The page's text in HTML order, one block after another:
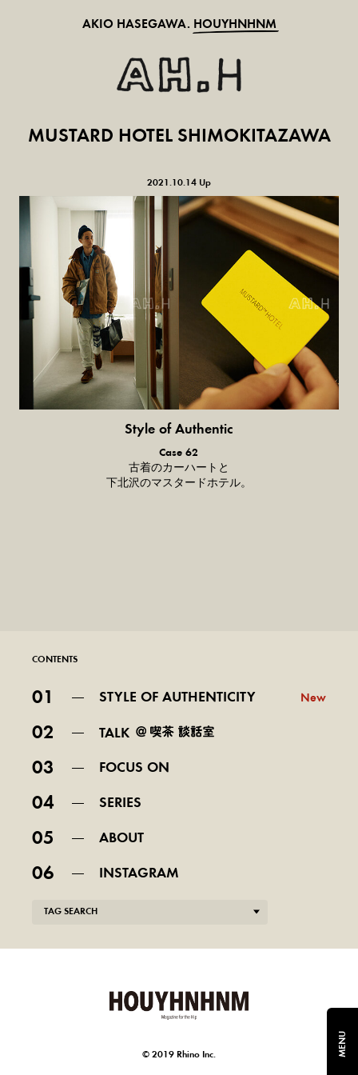
AKIO HASEGAWA. HOUYHNHNM
MUSTARD HOTEL SHIMOKITAZAWA
2021.10.14 Up
Style of Authentic
普通の服、
普通のスタイル。
Case 62
古着のカーハートと
下北沢のマスタードホテル。
CONTENTS
01 STYLE OF AUTHENTICITY New
02 TALK
03 FOCUS ON
04 SERIES
05 ABOUT
06 INSTAGRAM
TAG SEARCH
© 2019 Rhino Inc. MENU